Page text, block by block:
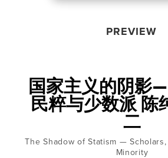
PREVIEW
国家主义的阴影
民粹与少数派 陈
二
The Shadow of Statism —
Minority